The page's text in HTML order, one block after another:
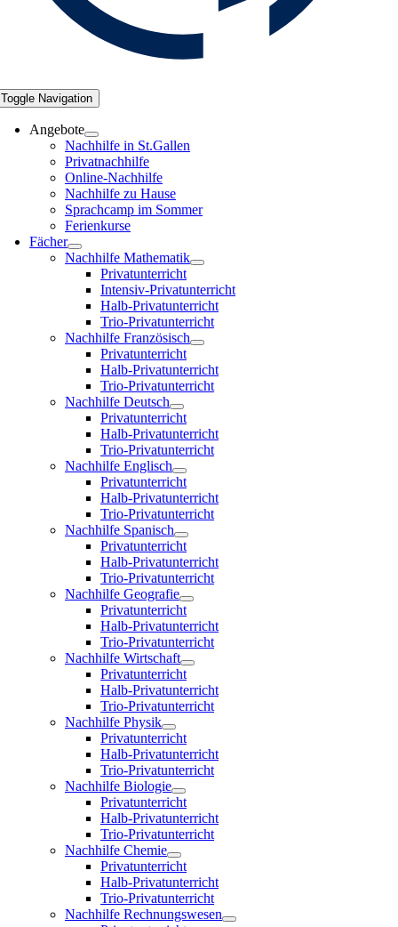
Toggle Navigation
Angebote
Nachhilfe in St.Gallen
Privatnachhilfe
Online-Nachhilfe
Nachhilfe zu Hause
Sprachcamp im Sommer
Ferienkurse
Fächer
Nachhilfe Mathematik
Privatunterricht
Intensiv-Privatunterricht
Halb-Privatunterricht
Trio-Privatunterricht
Nachhilfe Französisch
Privatunterricht
Halb-Privatunterricht
Trio-Privatunterricht
Nachhilfe Deutsch
Privatunterricht
Halb-Privatunterricht
Trio-Privatunterricht
Nachhilfe Englisch
Privatunterricht
Halb-Privatunterricht
Trio-Privatunterricht
Nachhilfe Spanisch
Privatunterricht
Halb-Privatunterricht
Trio-Privatunterricht
Nachhilfe Geografie
Privatunterricht
Halb-Privatunterricht
Trio-Privatunterricht
Nachhilfe Wirtschaft
Privatunterricht
Halb-Privatunterricht
Trio-Privatunterricht
Nachhilfe Physik
Privatunterricht
Halb-Privatunterricht
Trio-Privatunterricht
Nachhilfe Biologie
Privatunterricht
Halb-Privatunterricht
Trio-Privatunterricht
Nachhilfe Chemie
Privatunterricht
Halb-Privatunterricht
Trio-Privatunterricht
Nachhilfe Rechnungswesen